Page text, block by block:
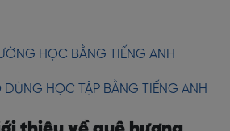
HỌC BẰNG TIẾNG ANH
DÙNG HỌC TẬP BẰNG TIẾNG ANH